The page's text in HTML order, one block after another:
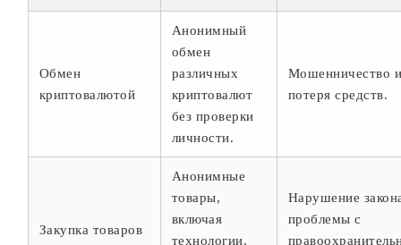
Обмен
криптовалютой
Анонимный
обмен
различных
криптовалют
без проверки
личности.
Мошенничество
потеря средств.
Закупка товаров
Анонимные
товары,
включая
технологии,
Нарушение
проблемы с